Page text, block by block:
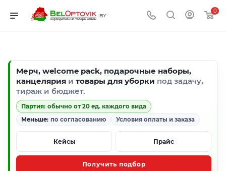
0
Мерч, welcome pack, подарочные наборы,
канцелярия и товары для уборки под задачу,
тираж и бюджет.
Партия: обычно от 20 ед. каждого вида
Меньше: по согласованию Условия оплаты и заказа
Кейсы Прайс
Получить подбор